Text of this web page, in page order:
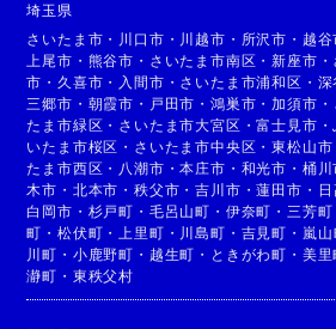
埼玉県
さいたま市 ・ 川口市 ・ 川越市 ・ 所沢市 ・ 越谷
上尾市 ・ 熊谷市 ・ さいたま市南区 ・新座市 ・
市 ・ 久喜市 ・ 入間市 ・ さいたま市浦和区 ・ 深
三郷市 ・ 朝霞市 ・ 戸田市 ・鴻巣市 ・加須市 ・
たま市緑区 ・ さいたま市大宮区 ・富士見市 ・
いたま市桜区 ・ さいたま市中央区 ・東松山市
たま市西区 ・ 八潮市 ・本庄市 ・ 和光市 ・ 桶川
木市 ・ 北本市 ・秩父市 ・吉川市 ・蓮田市 ・
白岡市 ・ 杉戸町 ・ 毛呂山町 ・ 伊奈町 ・ 三芳町
町 ・松伏町 ・ 上里町 ・ 川島町 ・ 吉見町 ・ 嵐山
川町 ・ 小鹿野町 ・ 越生町 ・ ときがわ町 ・ 美里
瀞町 ・ 東秩父村